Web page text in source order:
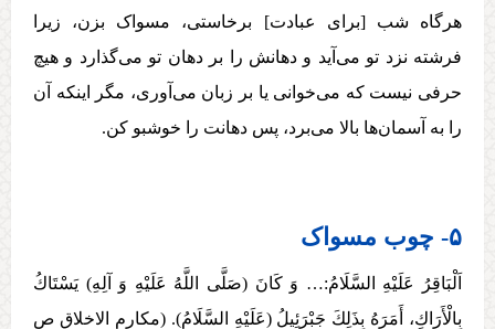
هرگاه شب [برای عبادت] برخاستی، مسواک بزن، زیرا
فرشته‌ نزد تو می‌آید و دهانش را بر دهان تو می‌گذارد و هیچ
حرفی نیست که می‌خوانی یا بر زبان می‌آوری، مگر اینکه آن
را به آسمان‌ها بالا می‌برد، پس دهانت را خوشبو کن.
۵- چوب مسواک
اَلْبَاقِرُ عَلَيْهِ السَّلَامُ:… وَ كَانَ (صَلَّی اللَّهُ عَلَيْهِ وَ آلِهِ) يَسْتَاكُ
بِالْأَرَاكِ، أَمَرَهُ بِذَلِكَ جَبْرَئِيلُ (عَلَيْهِ السَّلَامُ). (مکارم الاخلاق ص